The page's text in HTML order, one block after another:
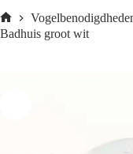
Home
Badhuis groot wit